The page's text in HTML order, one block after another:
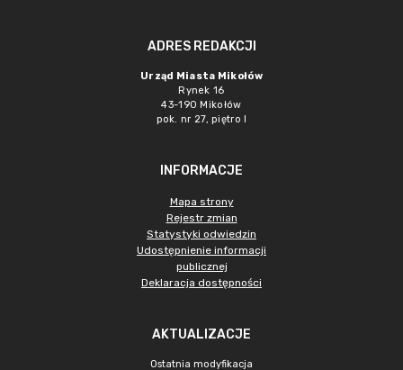
ADRES REDAKCJI
Urząd Miasta Mikołów
Rynek 16
43-190 Mikołów
pok. nr 27, piętro I
INFORMACJE
Mapa strony
Rejestr zmian
Statystyki odwiedzin
Udostępnienie informacji
publicznej
Deklaracja dostępności
AKTUALIZACJE
Ostatnia modyfikacja